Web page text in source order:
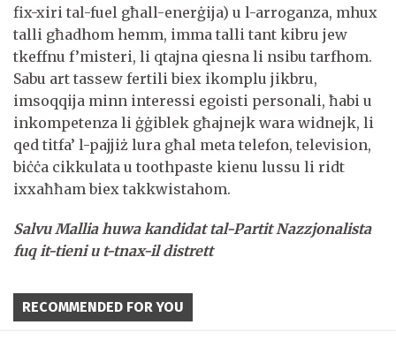
fix-xiri tal-fuel għall-enerġija) u l-arroganza, mhux
talli għadhom hemm, imma talli tant kibru jew
tkeffnu f’misteri, li qtajna qiesna li nsibu tarfhom.
Sabu art tassew fertili biex ikomplu jikbru,
imsoqqija minn interessi egoisti personali, ħabi u
inkompetenza li ġġiblek għajnejk wara widnejk, li
qed titfa’ l-pajjiż lura għal meta telefon, television,
biċċa cikkulata u toothpaste kienu lussu li ridt
ixxaħħam biex takkwistahom.
Salvu Mallia huwa kandidat tal-Partit Nazzjonalista
fuq it-tieni u t-tnax-il distrett
RECOMMENDED FOR YOU